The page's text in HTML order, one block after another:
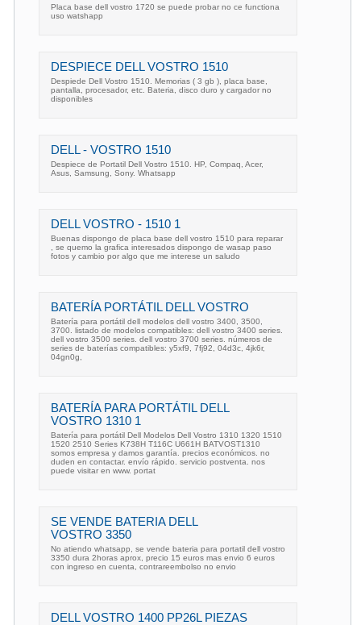
Placa base dell vostro 1720 se puede probar no ce functiona
uso watshapp
DESPIECE DELL VOSTRO 1510
Despiede Dell Vostro 1510. Memorias ( 3 gb ), placa base,
pantalla, procesador, etc. Bateria, disco duro y cargador no
disponibles
DELL - VOSTRO 1510
Despiece de Portatil Dell Vostro 1510. HP, Compaq, Acer,
Asus, Samsung, Sony. Whatsapp
DELL VOSTRO - 1510 1
Buenas dispongo de placa base dell vostro 1510 para reparar
, se quemo la grafica interesados dispongo de wasap paso
fotos y cambio por algo que me interese un saludo
BATERÍA PORTÁTIL DELL VOSTRO
Batería para portátil dell modelos dell vostro 3400, 3500,
3700. listado de modelos compatibles: dell vostro 3400 series.
dell vostro 3500 series. dell vostro 3700 series. números de
series de baterías compatibles: y5xf9, 7fj92, 04d3c, 4jk6r,
04gn0g,
BATERÍA PARA PORTÁTIL DELL
VOSTRO 1310 1
Batería para portátil Dell Modelos Dell Vostro 1310 1320 1510
1520 2510 Series K738H T116C U661H BATVOST1310
somos empresa y damos garantía. precios económicos. no
duden en contactar. envío rápido. servicio postventa. nos
puede visitar en www. portat
SE VENDE BATERIA DELL
VOSTRO 3350
No atiendo whatsapp, se vende bateria para portatil dell vostro
3350 dura 2horas aprox, precio 15 euros mas envio 6 euros
con ingreso en cuenta, contrareembolso no envio
DELL VOSTRO 1400 PP26L PIEZAS